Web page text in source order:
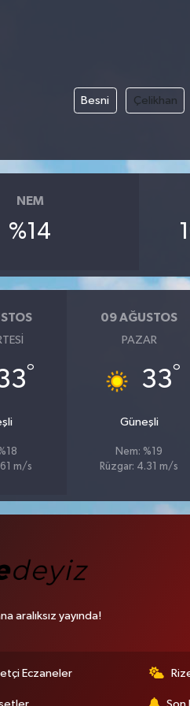
Besni Çelikhan
NEM
%14
°
m/s
09 AĞUSTOS
PAZAR
33°
Güneşli
Nem: %19
Rüzgar: 4.31 m/s
aralıksız yayında!
Eczaneler